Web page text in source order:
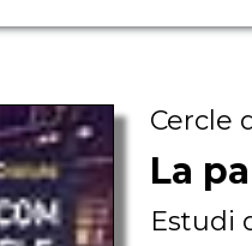
Cercle
La
Estudi